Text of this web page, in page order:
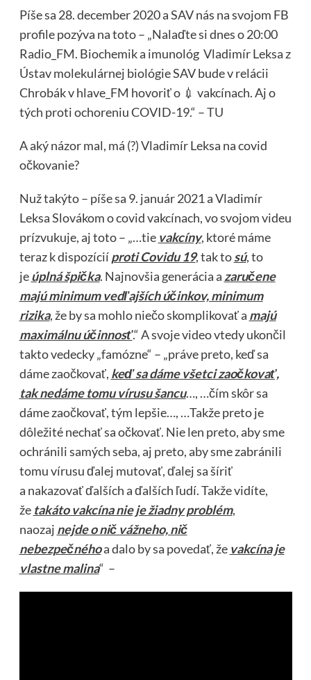
Píše sa 28. december 2020 a SAV nás na svojom FB
profile pozýva na toto – „Nalaďte si dnes o 20:00
Radio_FM. Biochemik a imunológ Vladimír Leksa z
Ústav molekulárnej biológie SAV bude v relácii
Chrobák v hlave_FM hovoriť o 💉 vakcínach. Aj o
tých proti ochoreniu COVID-19.“ –TU
A aký názor mal, má (?) Vladimír Leksa na covid
očkovanie?
Nuž takýto – píše sa 9. január 2021 a Vladimír
Leksa Slovákom o covid vakcínach, vo svojom videu
prízvukuje, aj toto – „…tie vakcíny, ktoré máme
teraz k dispozíciíproti Covidu 19, tak tosú, to
jeúplná špička. Najnovšia generácia a zaručene
majú minimum vedľajších účinkov, minimum
rizika, že by sa mohlo niečo skomplikovať a majú
maximálnu účinnosť.“ A svoje video vtedy ukončil
takto vedecky „famózne“ – „práve preto, keď sa
dáme zaočkovať, keď sa dáme všetci zaočkovať,
tak nedáme tomu vírusu šancu…, …čím skôr sa
dáme zaočkovať, tým lepšie…, …Takže preto je
dôležité nechať sa očkovať. Nie len preto, aby sme
ochránili samých seba, aj preto, aby sme zabránili
tomu vírusu ďalej mutovať, ďalej sa šíriť
a nakazovať ďalších a ďalších ľudí. Takže vidíte,
že takáto vakcína nie je žiadny problém,
naozaj nejde o nič vážneho, nič
nebezpečnéhoa dalo by sa povedať, že vakcína je
vlastne malina“ –